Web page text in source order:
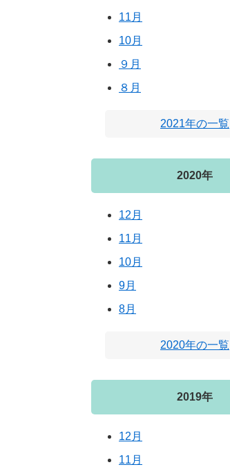
11月
10月
９月
８月
2021年の一覧
2020年
12月
11月
10月
9月
8月
2020年の一覧
2019年
12月
11月